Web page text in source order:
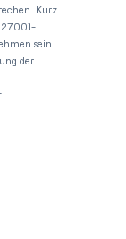
Kurz
27001-
sein
der